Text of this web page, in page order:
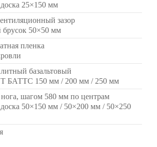
доска 25×150 мм
зазор
брусок 50×50 мм
пленка
базальтовый
БАТТС 150 мм / 200 мм / 250 мм
шагом 580 мм по центрам
доска 50×150 мм / 50×200 мм / 50×250